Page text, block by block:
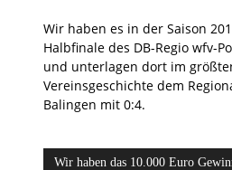
Wir haben es in der Saison
Halbfinale des DB-Regio wfv-
und unterlagen dort im
Vereinsgeschichte dem
Balingen mit 0:4.
Wir haben das 10.000 Euro